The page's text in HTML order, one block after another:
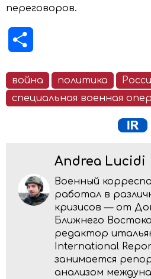
переговоров.
война политика
специальная военная
Andrea Lucidi
Военный
работал в
кризисов — от
Ближнего
редактор
International
занимается
анализом